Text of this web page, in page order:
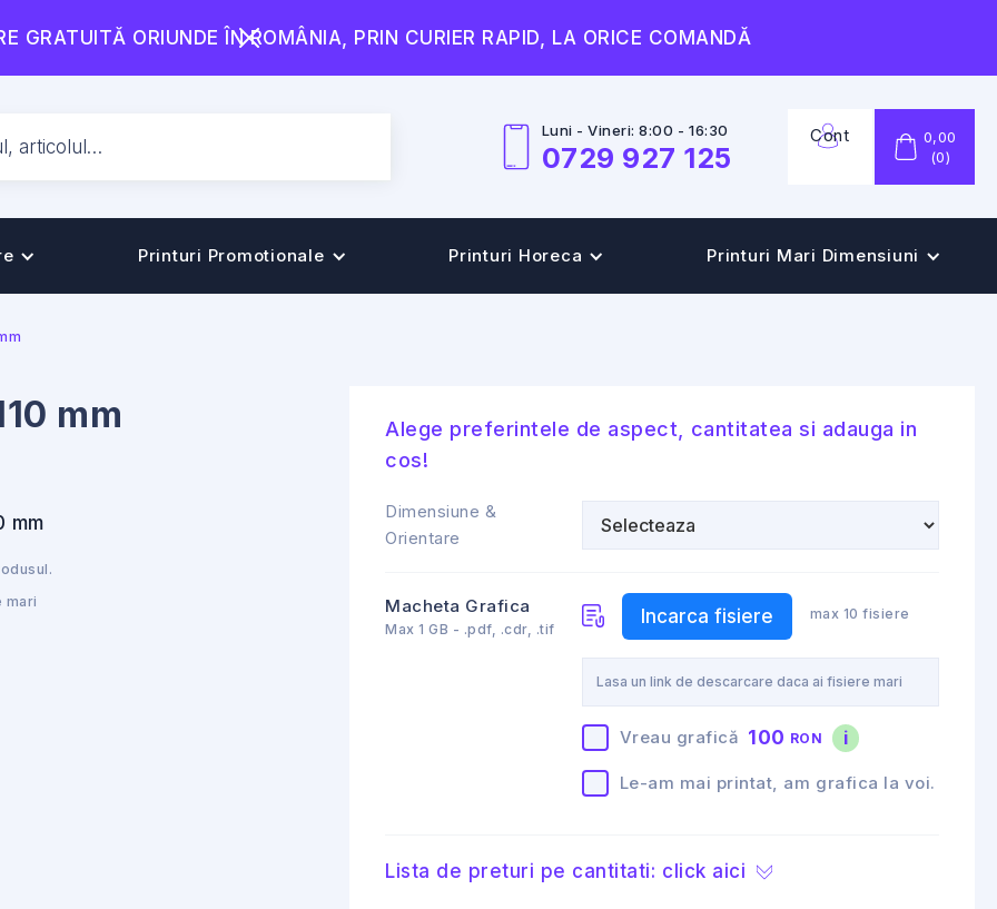
GRATUITĂ ORIUNDE ÎN ROMÂNIA, PRIN CURIER RAPID, LA ORICE COMANDĂ
Luni - Vineri: 8:00 - 16:30
0729 927 125
Cont
0,00
(0)
Printuri Promotionale Printuri Horeca Printuri Mari Dimensiuni
mm
mari
Alege preferintele de aspect, cantitatea si adauga in
cos!
Dimensiune &
Orientare
Macheta Grafica
Max 1 GB - .pdf, .cdr, .tif
Incarca fisiere max 10 fisiere
Vreau grafică 100 RON i
Le-am mai printat, am grafica la voi.
Lista de preturi pe cantitati: click aici